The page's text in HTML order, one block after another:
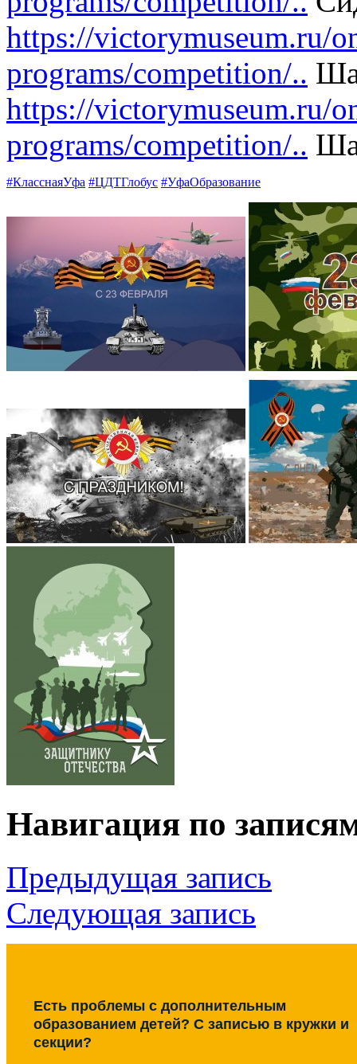
https://victorymuseum.ru/
programs/competition/..
https://victorymuseum.ru/
programs/competition/..
#КласснаяУфа #ЦДТГлобус #УфаОбразование
Навигация по
Предыдущая запись
Следующая запись
Есть проблемы с дополнительным
образованием детей? С записью в кружки и
секции?